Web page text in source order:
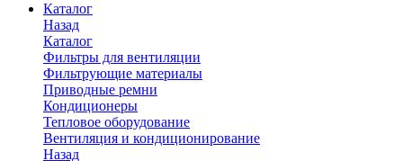
Каталог
Назад
Каталог
Фильтры для вентиляции
Фильтрующие материалы
Приводные ремни
Кондиционеры
Тепловое оборудование
Вентиляция и кондиционирование
Назад